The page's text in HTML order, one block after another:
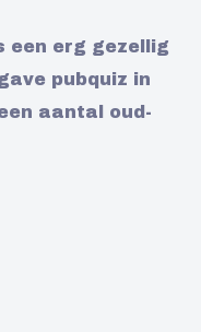
een erg gezellig
pubquiz in
aantal oud-